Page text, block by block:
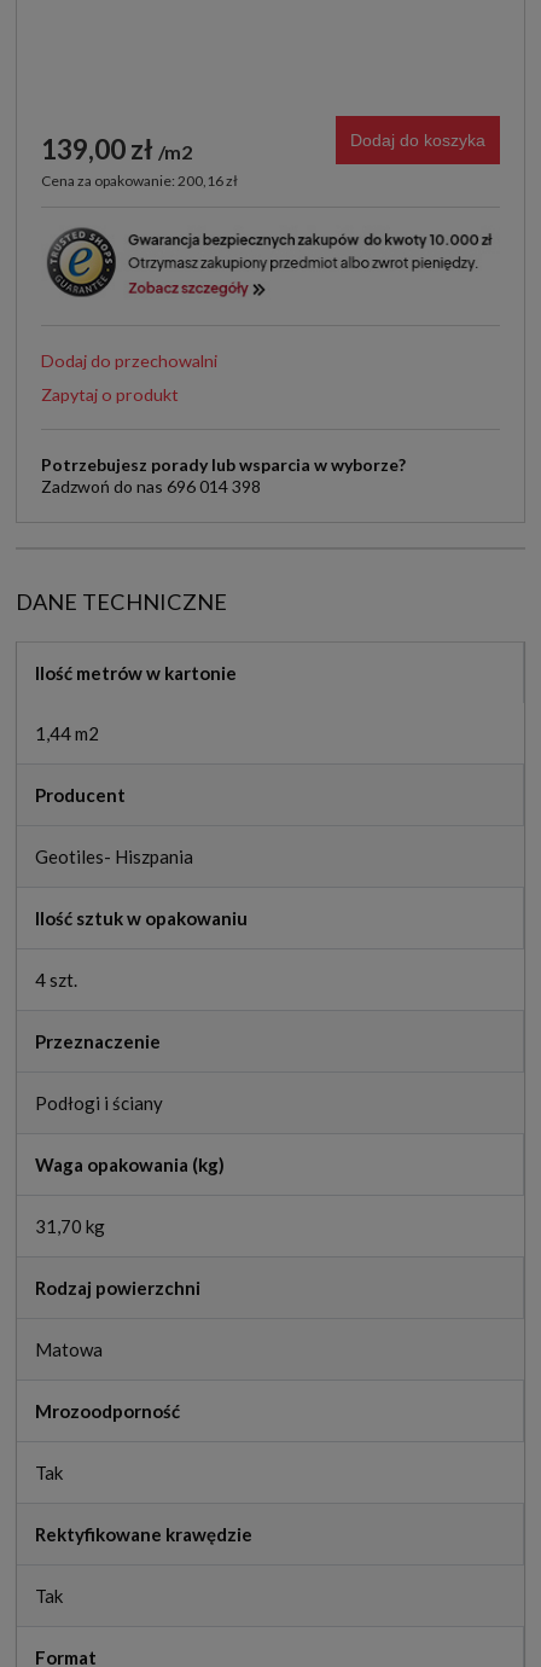
139,00 zł m2
Cena za opakowanie: 200,16 zł
Dodaj do koszyka
Dodaj do przechowalni
Zapytaj o produkt
Potrzebujesz porady lub wsparcia w wyborze?
Zadzwoń do nas 696 014 398
DANE TECHNICZNE
Ilość metrów w kartonie
1,44 m2
Producent
Geotiles- Hiszpania
Ilość sztuk w opakowaniu
4 szt.
Przeznaczenie
Podłogi i ściany
Waga opakowania (kg)
31,70 kg
Rodzaj powierzchni
Matowa
Mrozoodporność
Tak
Rektyfikowane krawędzie
Tak
Format